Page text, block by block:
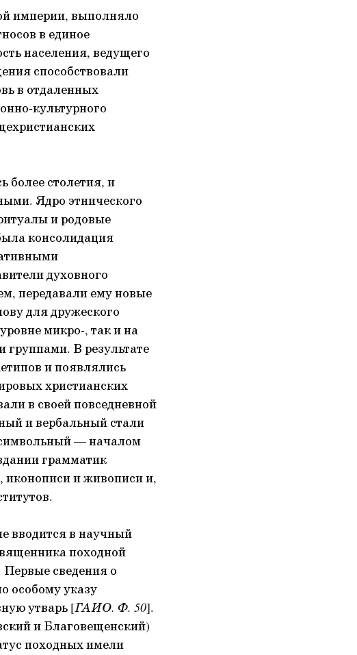
империи, выполняло
в единое
населения, ведущего
способствовали
в отдаленных
культурного
более столетия, и
Ядро этнического
и родовые
консолидация
духовного
передавали ему новые
для дружеского
микро-, так и на
В результате
и появлялись
христианских
в своей повседневной
и вербальный стали
— началом
грамматик
иконописи и живописи и,
вводится в научный
походной
Первые сведения о
особому указу
утварь [ГАИО. Ф. 50].
и Благовещенский)
походных имели